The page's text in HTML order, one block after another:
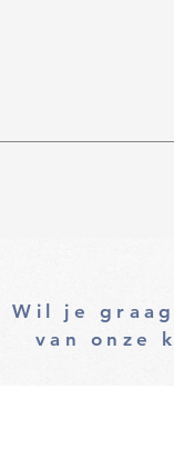
Wil je
van onze